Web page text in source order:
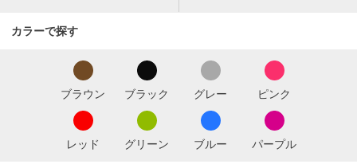
カラーで探す
ブラウン ブラック グレー ピンク
レッド グリーン ブルー パープル